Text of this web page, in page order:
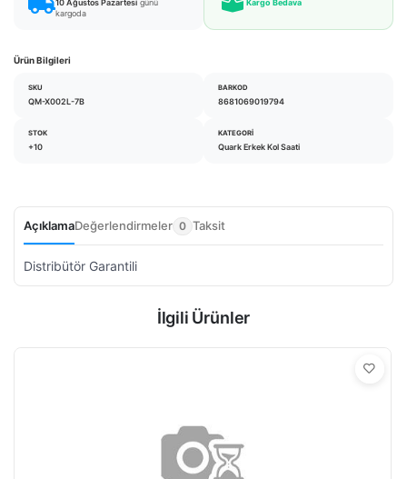
10 Ağustos Pazartesi günü
kargoda
Kargo Bedava
Ürün Bilgileri
SKU
QM-X002L-7B
BARKOD
8681069019794
STOK
+10
KATEGORI
Quark Erkek Kol Saati
AçıklamaDeğerlendirmeler 0 Taksit
Distribütör Garantili
İlgili Ürünler